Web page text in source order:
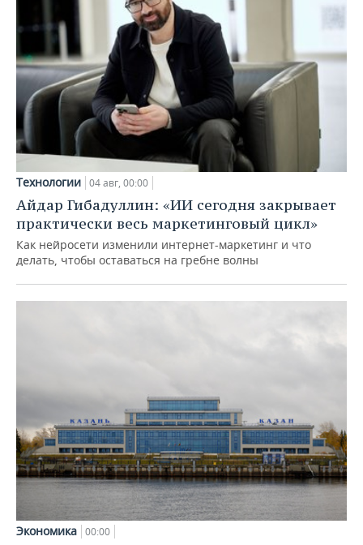
Технологии 04 авг, 00:00
Айдар Гибадуллин: «ИИ сегодня закрывает
практически весь маркетинговый цикл»
Как нейросети изменили интернет-маркетинг и что
делать, чтобы оставаться на гребне волны
Экономика 00:00